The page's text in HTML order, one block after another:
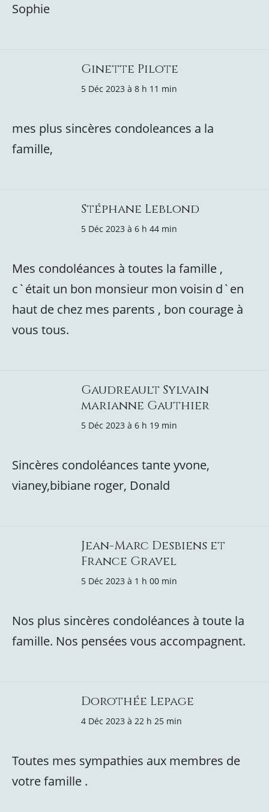
Sophie
Ginette Pilote
5 Déc 2023 à 8 h 11 min
mes plus sincères condoleances a la
famille,
Stéphane Leblond
5 Déc 2023 à 6 h 44 min
Mes condoléances à toutes la famille ,
c`était un bon monsieur mon voisin d`en
haut de chez mes parents , bon courage à
vous tous.
Gaudreault Sylvain
marianne Gauthier
5 Déc 2023 à 6 h 19 min
Sincères condoléances tante yvone,
vianey,bibiane roger, Donald
Jean-Marc Desbiens et
France Gravel
5 Déc 2023 à 1 h 00 min
Nos plus sincères condoléances à toute la
famille. Nos pensées vous accompagnent.
Dorothée Lepage
4 Déc 2023 à 22 h 25 min
Toutes mes sympathies aux membres de
votre famille .